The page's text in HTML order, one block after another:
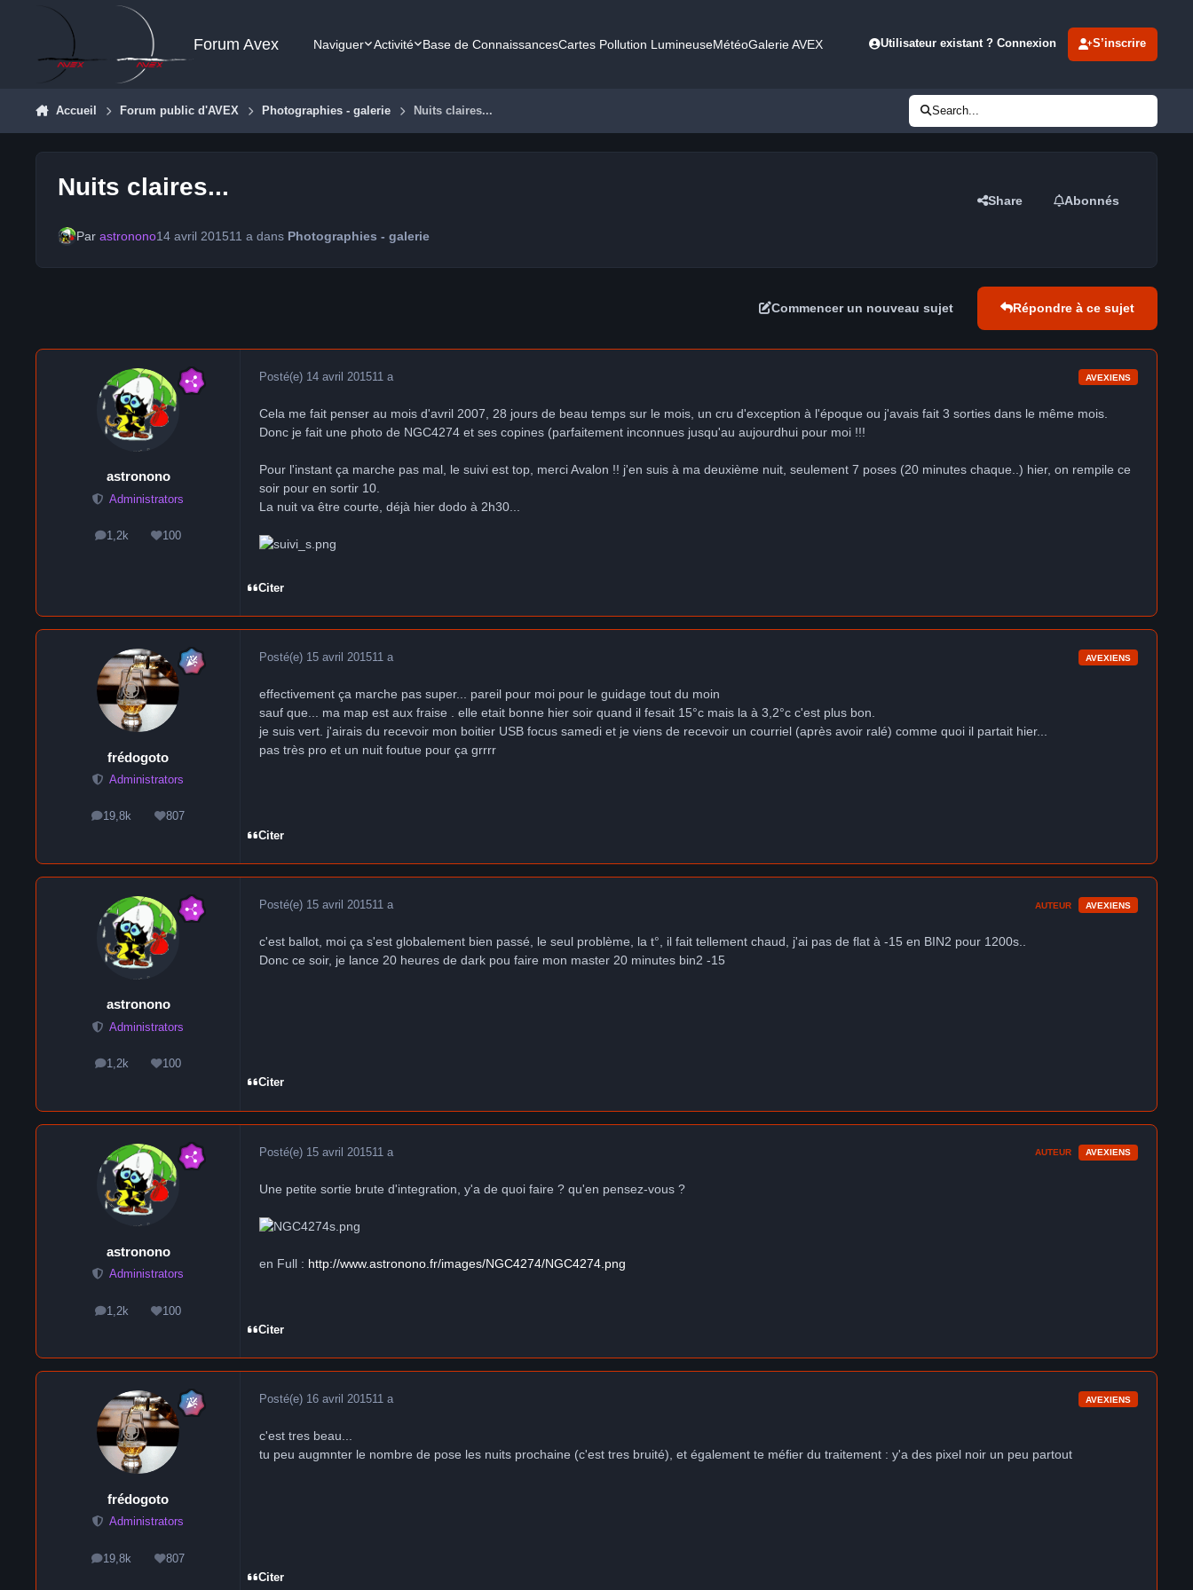
Aller au contenu
Forum Avex Naviguer Activité Base de ConnaissancesCartes Pollution LumineuseMétéoGalerie AVEX Utilisateur existant ? Connexion S’inscrire
Accueil Forum public d'AVEX Photographies - galerie Nuits claires... Search...
Nuits claires... Share Abonnés
Par astronono14 avril 201511 adans Photographies - galerie
Commencer un nouveau sujet Répondre à ce sujet
astronono
Administrators
1,2k
messages100
Réputation
Posté(e) 14 avril 201511 a AVEXIENS
Cela me fait penser au mois d'avril 2007, 28 jours de beau temps sur le mois, un cru d'exception à l'époque ou j'avais fait 3 sorties dans le même mois.
Donc je fait une photo de NGC4274 et ses copines (parfaitement inconnues jusqu'au aujourdhui pour moi !!!
Pour l'instant ça marche pas mal, le suivi est top, merci Avalon !! j'en suis à ma deuxième nuit, seulement 7 poses (20 minutes chaque..) hier, on rempile ce
soir pour en sortir 10.
La nuit va être courte, déjà hier dodo à 2h30...
Citer
frédogoto
Administrators
19,8k
messages807
Réputation
Posté(e) 15 avril 201511 a AVEXIENS
effectivement ça marche pas super... pareil pour moi pour le guidage tout du moin
sauf que... ma map est aux fraise . elle etait bonne hier soir quand il fesait 15°c mais la à 3,2°c c'est plus bon.
je suis vert. j'airais du recevoir mon boitier USB focus samedi et je viens de recevoir un courriel (après avoir ralé) comme quoi il partait hier...
pas très pro et un nuit foutue pour ça grrrr
Citer
astronono
Administrators
1,2k
messages100
Réputation
Posté(e) 15 avril 201511 a AUTEUR AVEXIENS
c'est ballot, moi ça s'est globalement bien passé, le seul problème, la t°, il fait tellement chaud, j'ai pas de flat à -15 en BIN2 pour 1200s..
Donc ce soir, je lance 20 heures de dark pou faire mon master 20 minutes bin2 -15
Citer
astronono
Administrators
1,2k
messages100
Réputation
Posté(e) 15 avril 201511 a AUTEUR AVEXIENS
Une petite sortie brute d'integration, y'a de quoi faire ? qu'en pensez-vous ?
en Full : http://www.astronono.fr/images/NGC4274/NGC4274.png
Citer
frédogoto
Administrators
19,8k
messages807
Réputation
Posté(e) 16 avril 201511 a AVEXIENS
c'est tres beau...
tu peu augmnter le nombre de pose les nuits prochaine (c'est tres bruité), et également te méfier du traitement : y'a des pixel noir un peu partout
Citer